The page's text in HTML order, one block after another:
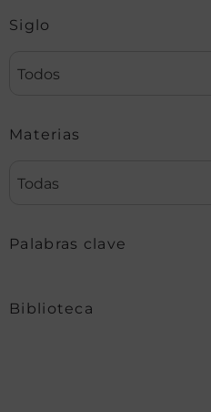
Siglo
Todos
Materias
Todas
Palabras clave
Biblioteca